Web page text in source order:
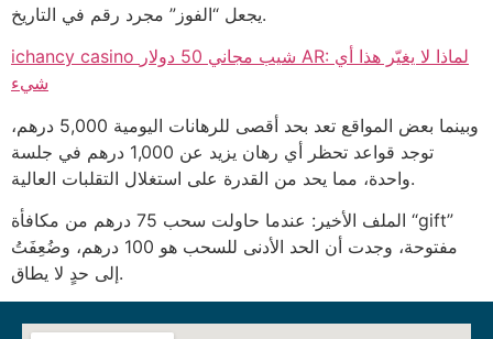
يجعل “الفوز” مجرد رقم في التاريخ.
ichancy casino شيب مجاني 50 دولار AR: لماذا لا يغيّر هذا أي
شيء
وبينما بعض المواقع تعد بحد أقصى للرهانات اليومية 5,000 درهم،
توجد قواعد تحظر أي رهان يزيد عن 1,000 درهم في جلسة
واحدة، مما يحد من القدرة على استغلال التقلبات العالية.
الملف الأخير: عندما حاولت سحب 75 درهم من مكافأة “gift”
مفتوحة، وجدت أن الحد الأدنى للسحب هو 100 درهم، وضُعِفَتُ
إلى حدٍ لا يطاق.